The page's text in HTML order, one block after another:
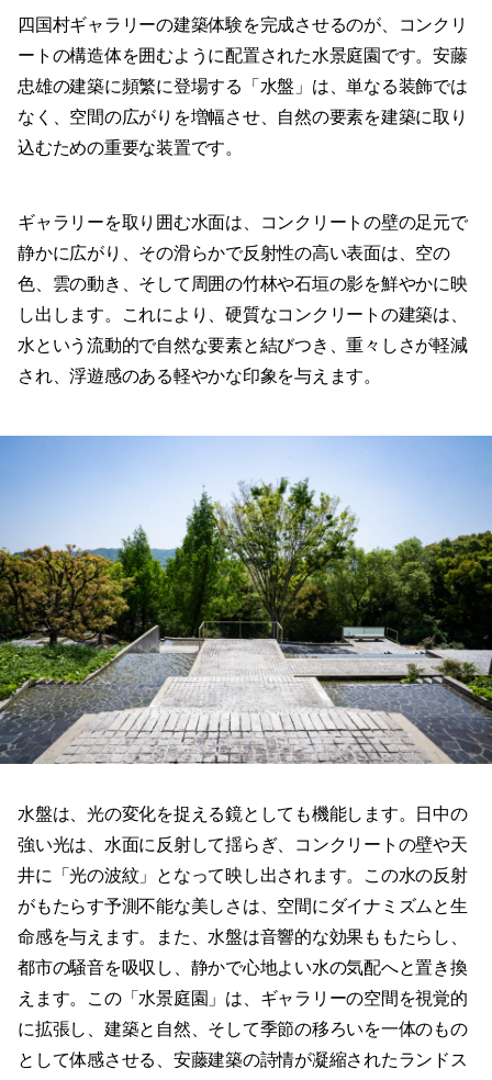
四国村ギャラリーの建築体験を完成させるのが、コンクリ
ートの構造体を囲むように配置された水景庭園です。安藤
忠雄の建築に頻繁に登場する「水盤」は、単なる装飾では
なく、空間の広がりを増幅させ、自然の要素を建築に取り
込むための重要な装置です。
ギャラリーを取り囲む水面は、コンクリートの壁の足元で
静かに広がり、その滑らかで反射性の高い表面は、空の
色、雲の動き、そして周囲の竹林や石垣の影を鮮やかに映
し出します。これにより、硬質なコンクリートの建築は、
水という流動的で自然な要素と結びつき、重々しさが軽減
され、浮遊感のある軽やかな印象を与えます。
水盤は、光の変化を捉える鏡としても機能します。日中の
強い光は、水面に反射して揺らぎ、コンクリートの壁や天
井に「光の波紋」となって映し出されます。この水の反射
がもたらす予測不能な美しさは、空間にダイナミズムと生
命感を与えます。また、水盤は音響的な効果ももたらし、
都市の騒音を吸収し、静かで心地よい水の気配へと置き換
えます。この「水景庭園」は、ギャラリーの空間を視覚的
に拡張し、建築と自然、そして季節の移ろいを一体のもの
として体感させる、安藤建築の詩情が凝縮されたランドス